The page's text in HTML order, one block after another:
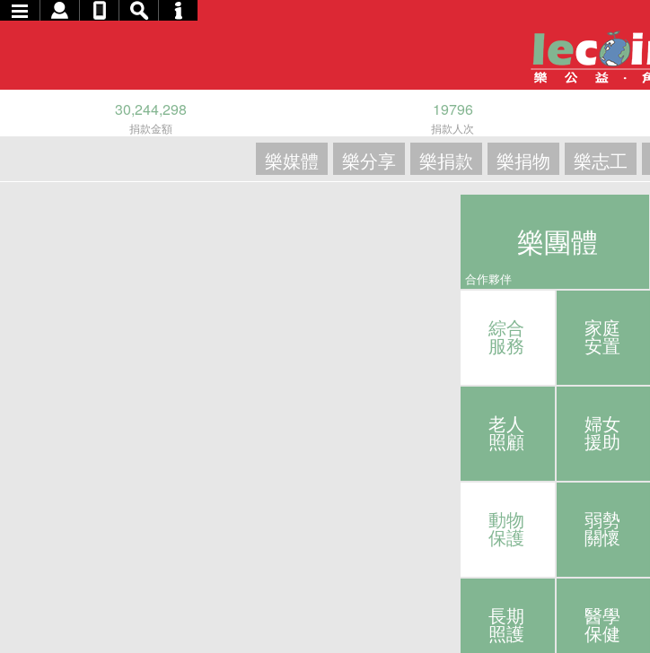
30,244,298
捐款金額
19796
捐款人次
樂媒體 樂分享 樂捐款 樂捐物 樂志工
樂團體
合作夥伴
綜合
服務
家庭
安置
老人
照顧
婦女
援助
動物
保護
弱勢
關懷
長期
照護
醫學
保健